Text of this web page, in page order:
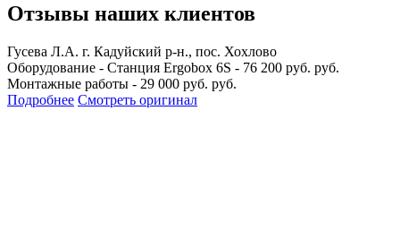
Отзывы наших клиентов
Гусева Л.А. г. Кадуйский р-н., пос. Хохлово
Оборудование - Станция Ergobox 6S - 76 200 руб. руб.
Монтажные работы - 29 000 руб. руб.
Подробнее Смотреть оригинал